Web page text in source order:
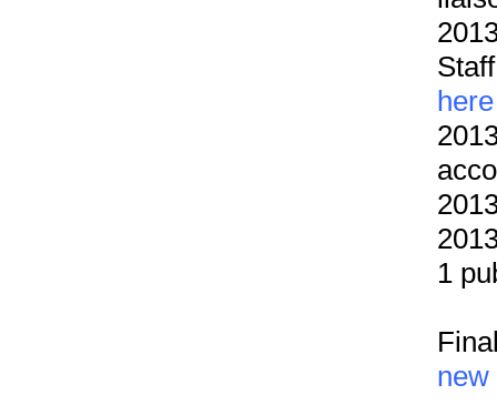
here
1
new